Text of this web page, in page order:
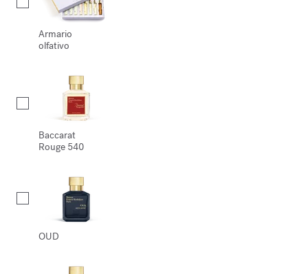
Armario
olfativo
Baccarat
Rouge 540
OUD